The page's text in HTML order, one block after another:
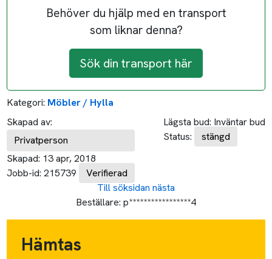
Behöver du hjälp med en transport
som liknar denna?
Sök din transport här
Kategori: Möbler / Hylla
Skapad av:
Privatperson
Skapad: 13 apr, 2018
Jobb-id: 215739 Verifierad
Lägsta bud: Inväntar bud
Status:
stängd
Till söksidan nästa
Beställare: p*****************4
Hämtas